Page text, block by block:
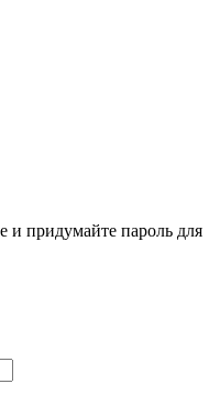
и придумайте пароль для